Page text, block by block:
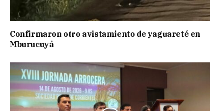
Confirmaron otro avistamiento de yaguareté en
Mburucuyá